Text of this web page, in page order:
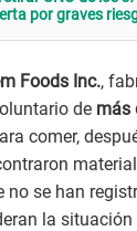
por graves
Foods Inc.,
de más
comer,
no se han
la